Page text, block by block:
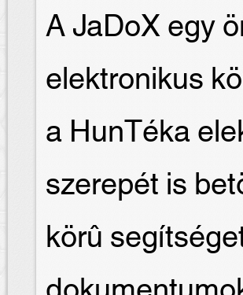
A JaDoX egy
elektronikus
a HunTéka
szerepét is
körû